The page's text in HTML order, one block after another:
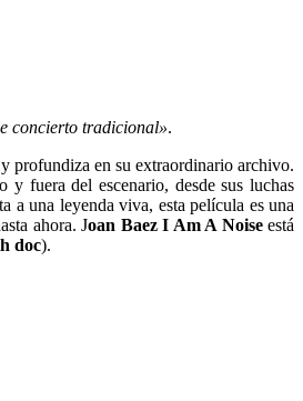
concierto tradicional».
profundiza en su extraordinario archivo.
y fuera del escenario, desde sus luchas
a una leyenda viva, esta película es una
ahora. Joan Baez I Am A Noiseestá
doc).